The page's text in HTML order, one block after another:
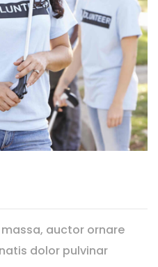
auctor ornare
dolor pulvinar